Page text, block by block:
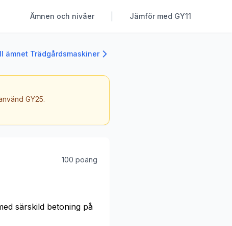
Ämnen och nivåer Jämför med GY11
ämnet Trädgårdsmaskiner
GY25.
100 poäng
särskild betoning på